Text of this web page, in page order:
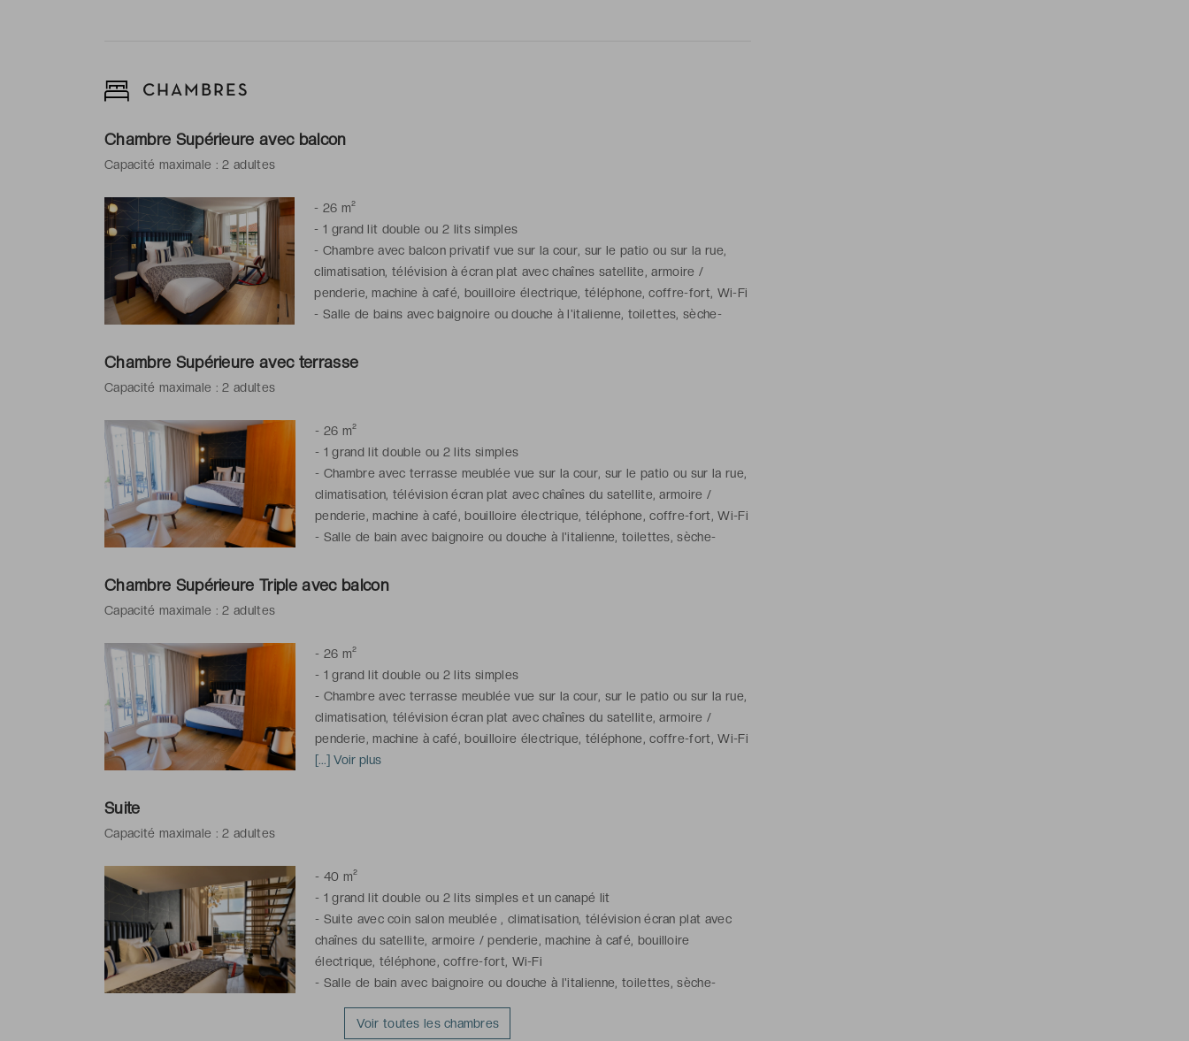
CHAMBRES
Chambre Supérieure avec balcon
Capacité maximale : 2 adultes
- 26 m²
- 1 grand lit double ou 2 lits simples
- Chambre avec balcon privatif vue sur la cour, sur le patio ou sur la rue,
climatisation, télévision à écran plat avec chaînes satellite, armoire /
penderie, machine à café, bouilloire électrique, téléphone, coffre-fort, Wi-Fi
- Salle de bains avec baignoire ou douche à l'italienne, toilettes, sèche-
Chambre Supérieure avec terrasse
Capacité maximale : 2 adultes
- 26 m²
- 1 grand lit double ou 2 lits simples
- Chambre avec terrasse meublée vue sur la cour, sur le patio ou sur la rue,
climatisation, télévision écran plat avec chaînes du satellite, armoire /
penderie, machine à café, bouilloire électrique, téléphone, coffre-fort, Wi-Fi
- Salle de bain avec baignoire ou douche à l'italienne, toilettes, sèche-
Chambre Supérieure Triple avec balcon
Capacité maximale : 2 adultes
- 26 m²
- 1 grand lit double ou 2 lits simples
- Chambre avec terrasse meublée vue sur la cour, sur le patio ou sur la rue,
climatisation, télévision écran plat avec chaînes du satellite, armoire /
penderie, machine à café, bouilloire électrique, téléphone, coffre-fort, Wi-Fi
-Salle de bain avec baignoire ou douche à l'italienne, toilettes, sèche-
[...] Voir plus
Suite
Capacité maximale : 2 adultes
- 40 m²
- 1 grand lit double ou 2 lits simples et un canapé lit
- Suite avec coin salon meublée , climatisation, télévision écran plat avec
chaînes du satellite, armoire / penderie, machine à café, bouilloire
électrique, téléphone, coffre-fort, Wi-Fi
- Salle de bain avec baignoire ou douche à l'italienne, toilettes, sèche-
correspond à la Suite Duplex Prestige vue mer
Voir toutes les chambres